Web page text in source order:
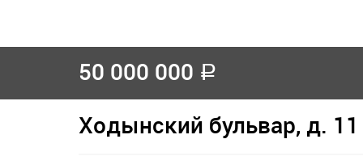
50 000 000 a
Ходынский бульвар, д. 11